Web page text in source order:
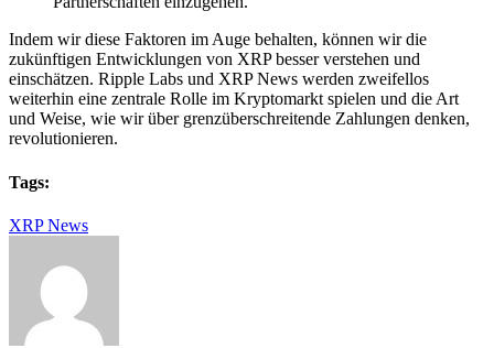
Indem wir diese Faktoren im Auge behalten, können wir die
zukünftigen Entwicklungen von XRP besser verstehen und
einschätzen. Ripple Labs und XRP News werden zweifellos
weiterhin eine zentrale Rolle im Kryptomarkt spielen und die Art
und Weise, wie wir über grenzüberschreitende Zahlungen denken,
revolutionieren.
Tags:
XRP News